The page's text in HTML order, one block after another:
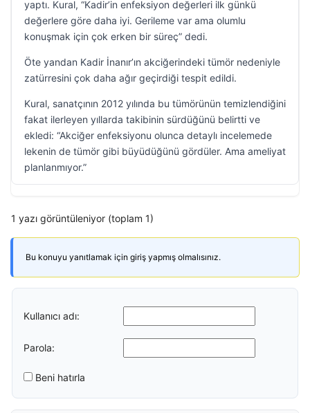
yaptı. Kural, “Kadir’in enfeksiyon değerleri ilk günkü
değerlere göre daha iyi. Gerileme var ama olumlu
konuşmak için çok erken bir süreç” dedi.
Öte yandan Kadir İnanır’ın akciğerindeki tümör nedeniyle
zatürresini çok daha ağır geçirdiği tespit edildi.
Kural, sanatçının 2012 yılında bu tümörünün temizlendiğini
fakat ilerleyen yıllarda takibinin sürdüğünü belirtti ve
ekledi: “Akciğer enfeksiyonu olunca detaylı incelemede
lekenin de tümör gibi büyüdüğünü gördüler. Ama ameliyat
planlanmıyor.”
1 yazı görüntüleniyor (toplam 1)
Bu konuyu yanıtlamak için giriş yapmış olmalısınız.
Kullanıcı adı:
Parola:
Beni hatırla